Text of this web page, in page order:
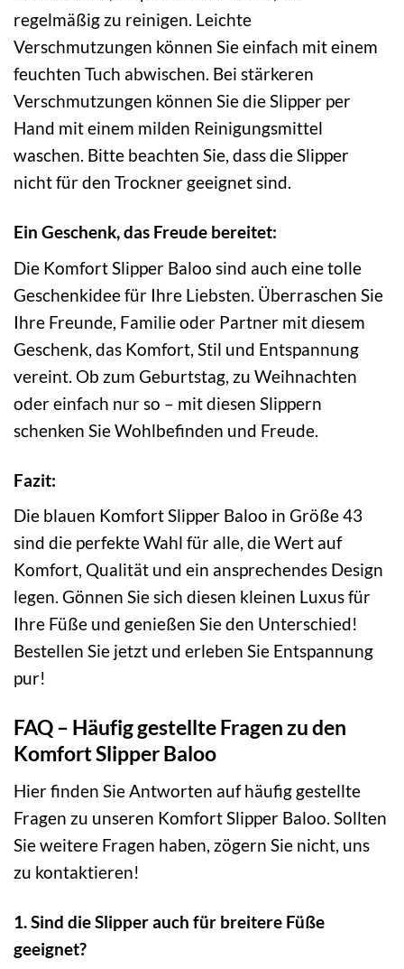
regelmäßig zu reinigen. Leichte
Verschmutzungen können Sie einfach mit einem
feuchten Tuch abwischen. Bei stärkeren
Verschmutzungen können Sie die Slipper per
Hand mit einem milden Reinigungsmittel
waschen. Bitte beachten Sie, dass die Slipper
nicht für den Trockner geeignet sind.
Ein Geschenk, das Freude bereitet:
Die Komfort Slipper Baloo sind auch eine tolle
Geschenkidee für Ihre Liebsten. Überraschen Sie
Ihre Freunde, Familie oder Partner mit diesem
Geschenk, das Komfort, Stil und Entspannung
vereint. Ob zum Geburtstag, zu Weihnachten
oder einfach nur so – mit diesen Slippern
schenken Sie Wohlbefinden und Freude.
Fazit:
Die blauen Komfort Slipper Baloo in Größe 43
sind die perfekte Wahl für alle, die Wert auf
Komfort, Qualität und ein ansprechendes Design
legen. Gönnen Sie sich diesen kleinen Luxus für
Ihre Füße und genießen Sie den Unterschied!
Bestellen Sie jetzt und erleben Sie Entspannung
pur!
FAQ – Häufig gestellte Fragen zu den
Komfort Slipper Baloo
Hier finden Sie Antworten auf häufig gestellte
Fragen zu unseren Komfort Slipper Baloo. Sollten
Sie weitere Fragen haben, zögern Sie nicht, uns
zu kontaktieren!
1. Sind die Slipper auch für breitere Füße
geeignet?